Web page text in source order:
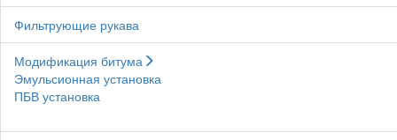
Фильтрующие рукава
Модификация битума
Эмульсионная установка
ПБВ установка